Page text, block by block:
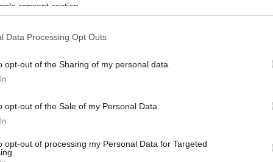
consent section.
Data Processing Opt Outs
opt-out of the Sharing of my personal data.
opt-out of the Sale of my Personal Data.
opt-out of processing my Personal Data for Targeted
απόψε στο Κέντρο
στο Θησείο για τα 5
έως τις 21:00 οι χώροι του Αστεροσκοπείου στο
2